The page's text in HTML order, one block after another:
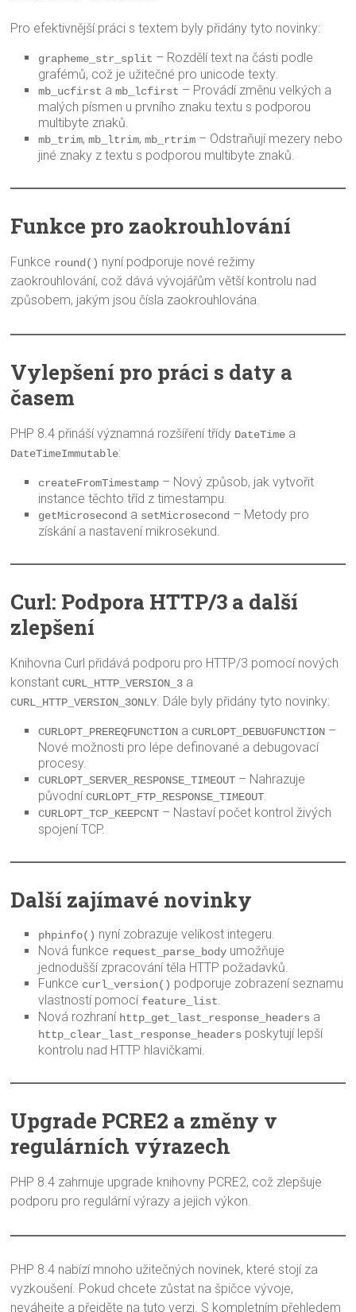
Pro efektivnější práci s textem byly přidány tyto novinky:
grapheme_str_split – Rozdělí text na části podle
grafémů, což je užitečné pro unicode texty.
mb_ucfirst amb_lcfirst – Provádí změnu velkých a
malých písmen u prvního znaku textu s podporou
multibyte znaků.
mb_trim,mb_ltrim,mb_rtrim – Odstraňují mezery nebo
jiné znaky z textu s podporou multibyte znaků.
Funkce pro zaokrouhlování
Funkce round() nyní podporuje nové režimy
zaokrouhlování, což dává vývojářům větší kontrolu nad
způsobem, jakým jsou čísla zaokrouhlována.
Vylepšení pro práci s daty a
časem
PHP 8.4 přináší významná rozšíření třídy DateTime a
DateTimeImmutable:
createFromTimestamp – Nový způsob, jak vytvořit
instance těchto tříd z timestampu.
getMicrosecond a setMicrosecond – Metody pro
získání a nastavení mikrosekund.
Curl: Podpora HTTP/3 a další
zlepšení
Knihovna Curl přidává podporu pro HTTP/3 pomocí nových
konstantCURL_HTTP_VERSION_3 a
CURL_HTTP_VERSION_3ONLY. Dále byly přidány tyto novinky:
CURLOPT_PREREQFUNCTION aCURLOPT_DEBUGFUNCTION –
Nové možnosti pro lépe definované a debugovací
procesy.
CURLOPT_SERVER_RESPONSE_TIMEOUT – Nahrazuje
původníCURLOPT_FTP_RESPONSE_TIMEOUT.
CURLOPT_TCP_KEEPCNT – Nastaví počet kontrol živých
spojení TCP.
Další zajímavé novinky
phpinfo() nyní zobrazuje velikost integeru.
Nová funkce request_parse_body umožňuje
jednodušší zpracování těla HTTP požadavků.
Funkce curl_version() podporuje zobrazení seznamu
vlastností pomocí feature_list.
Nová rozhraní http_get_last_response_headers a
http_clear_last_response_headers poskytují lepší
kontrolu nad HTTP hlavičkami.
Upgrade PCRE2 a změny v
regulárních výrazech
PHP 8.4 zahrnuje upgrade knihovny PCRE2, což zlepšuje
podporu pro regulární výrazy a jejich výkon.
PHP 8.4 nabízí mnoho užitečných novinek, které stojí za
vyzkoušení. Pokud chcete zůstat na špičce vývoje,
neváhejte a přejděte na tuto verzi. S kompletním přehledem